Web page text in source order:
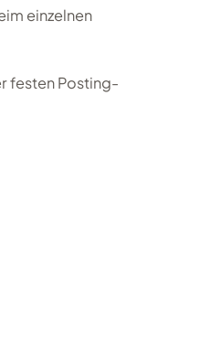
einzelnen
festen Posting-